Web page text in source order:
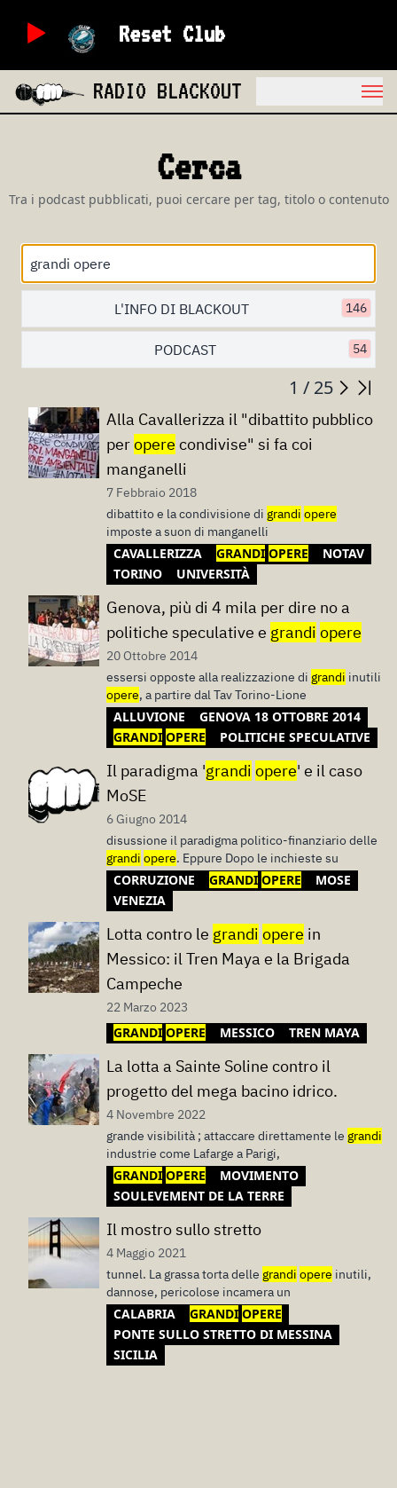
Reset Club
RADIO BLACKOUT
Cerca
Tra i podcast pubblicati, puoi cercare per tag, titolo o contenuto
L'INFO DI BLACKOUT 146
PODCAST 54
1 / 25
Alla Cavallerizza il "dibattito pubblico
peropere condivise" si fa coi
manganelli
7 Febbraio 2018
dibattito e la condivisione di grandi opere
imposte a suon di manganelli
CAVALLERIZZA GRANDI OPERE
NOTAV
TORINO
UNIVERSITÀ
Genova, più di 4 mila per dire no a
politiche speculative e grandi opere
20 Ottobre 2014
essersi opposte alla realizzazione di grandi inutili
opere, a partire dal Tav Torino-Lione
ALLUVIONE
GENOVA 18 OTTOBRE 2014
GRANDI OPERE POLITICHE SPECULATIVE
Il paradigma 'grandi opere' e il caso
MoSE
6 Giugno 2014
disussione il paradigma politico-finanziario delle
grandi opere. Eppure Dopo le inchieste su
CORRUZIONE GRANDI OPERE
MOSE
VENEZIA
Lotta contro le grandi opere in
Messico: il Tren Maya e la Brigada
Campeche
22 Marzo 2023
GRANDI OPERE MESSICO TREN MAYA
La lotta a Sainte Soline contro il
progetto del mega bacino idrico.
4 Novembre 2022
grande visibilità ; attaccare direttamente le grandi
industrie come Lafarge a Parigi,
GRANDI OPERE
MOVIMENTO
SOULEVEMENT DE LA TERRE
Il mostro sullo stretto
4 Maggio 2021
tunnel. La grassa torta delle grandi opere inutili,
dannose, pericolose incamera un
CALABRIA GRANDI OPERE
PONTE SULLO STRETTO DI MESSINA
SICILIA